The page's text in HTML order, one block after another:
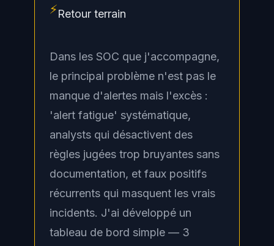
⚡Retour terrain
Dans les SOC que j'accompagne,
le principal problème n'est pas le
manque d'alertes mais l'excès :
'alert fatigue' systématique,
analysts qui désactivent des
règles jugées trop bruyantes sans
documentation, et faux positifs
récurrents qui masquent les vrais
incidents. J'ai développé un
tableau de bord simple — 3